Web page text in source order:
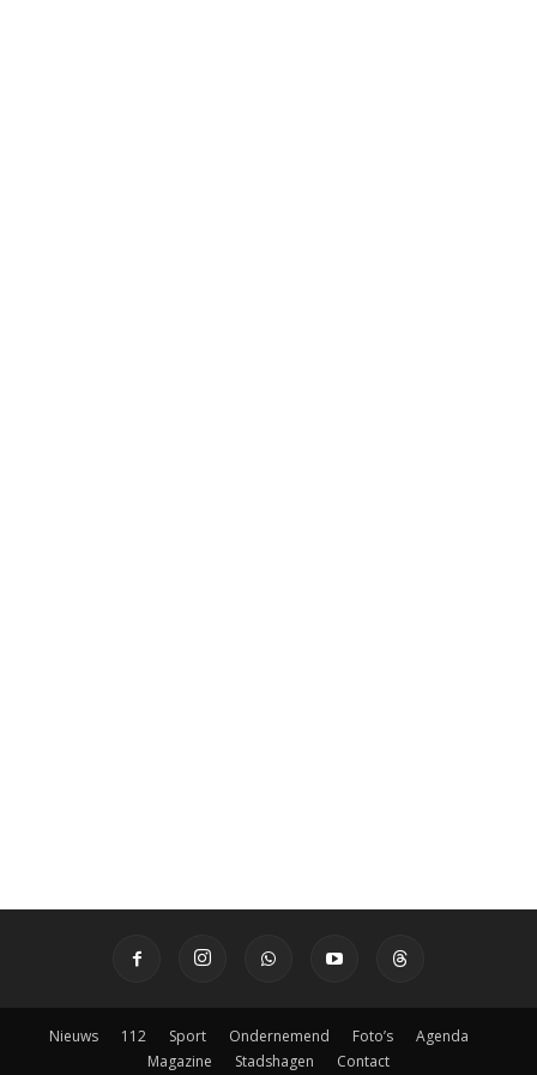
Nieuws 112 Sport Ondernemend Foto’s
Agenda
Magazine
Stadshagen Contact